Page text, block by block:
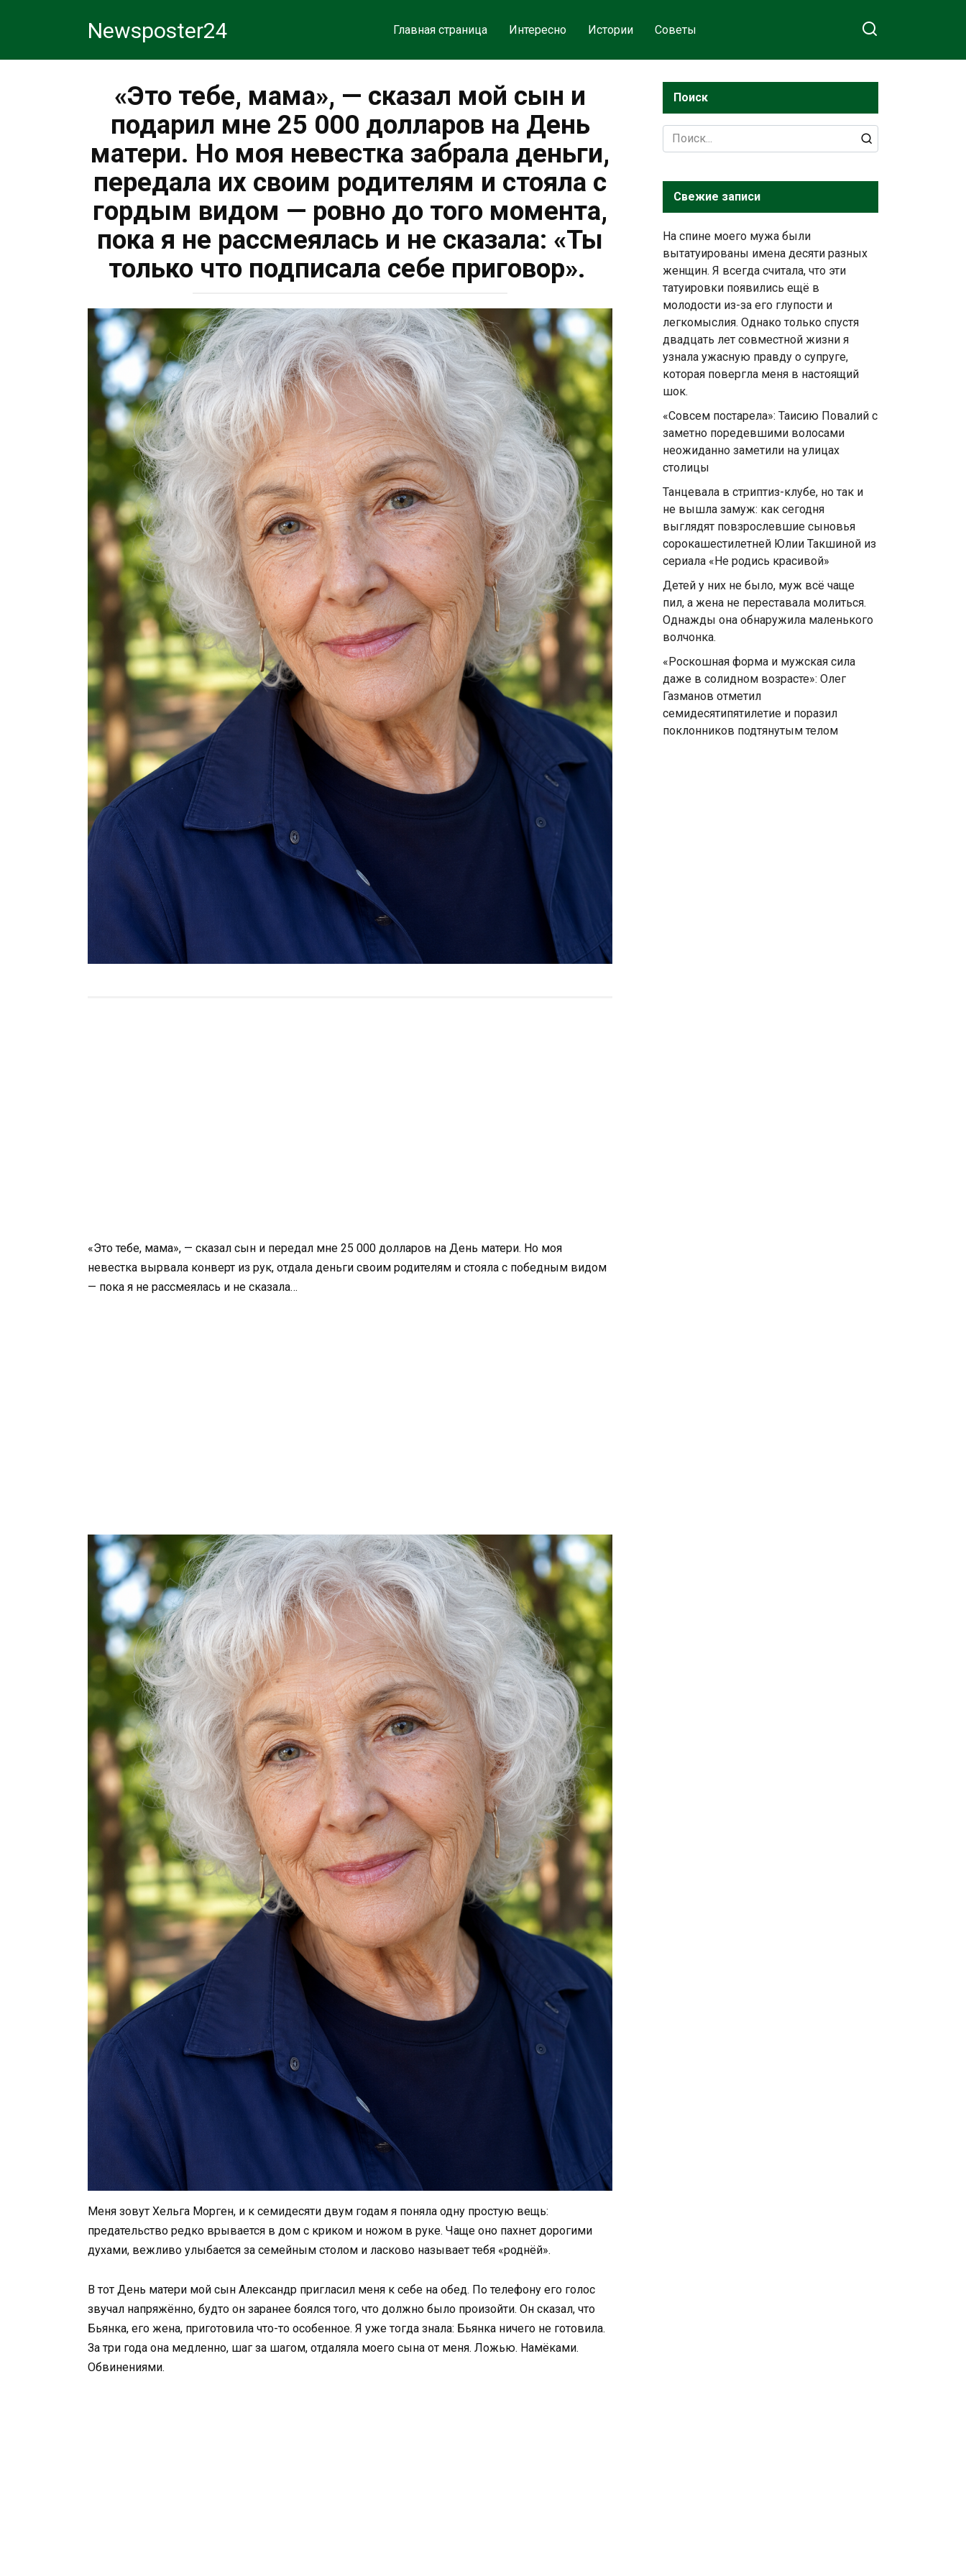
Newsposter24 Главная страница Интересно Истории Советы
«Это тебе, мама», — сказал мой сын и
подарил мне 25 000 долларов на День
матери. Но моя невестка забрала деньги,
передала их своим родителям и стояла с
гордым видом — ровно до того момента,
пока я не рассмеялась и не сказала: «Ты
только что подписала себе приговор».
«Это тебе, мама», — сказал сын и передал мне 25 000 долларов на День матери. Но моя
невестка вырвала конверт из рук, отдала деньги своим родителям и стояла с победным видом
— пока я не рассмеялась и не сказала…
Меня зовут Хельга Морген, и к семидесяти двум годам я поняла одну простую вещь:
предательство редко врывается в дом с криком и ножом в руке. Чаще оно пахнет дорогими
духами, вежливо улыбается за семейным столом и ласково называет тебя «роднёй».
В тот День матери мой сын Александр пригласил меня к себе на обед. По телефону его голос
звучал напряжённо, будто он заранее боялся того, что должно было произойти. Он сказал, что
Бьянка, его жена, приготовила что-то особенное. Я уже тогда знала: Бьянка ничего не готовила.
За три года она медленно, шаг за шагом, отдаляла моего сына от меня. Ложью. Намёками.
Обвинениями.
Поиск
Search
for:
Свежие записи
На спине моего мужа были
вытатуированы имена десяти разных
женщин. Я всегда считала, что эти
татуировки появились ещё в
молодости из-за его глупости и
легкомыслия. Однако только спустя
двадцать лет совместной жизни я
узнала ужасную правду о супруге,
которая повергла меня в настоящий
шок.
«Совсем постарела»: Таисию Повалий с
заметно поредевшими волосами
неожиданно заметили на улицах
столицы
Танцевала в стриптиз-клубе, но так и
не вышла замуж: как сегодня
выглядят повзрослевшие сыновья
сорокашестилетней Юлии Такшиной из
сериала «Не родись красивой»
Детей у них не было, муж всё чаще
пил, а жена не переставала молиться.
Однажды она обнаружила маленького
волчонка.
«Роскошная форма и мужская сила
даже в солидном возрасте»: Олег
Газманов отметил
семидесятипятилетие и поразил
поклонников подтянутым телом